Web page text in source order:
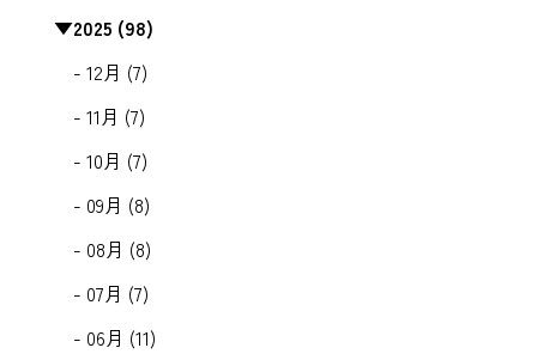
▼2025 (98)
- 12月 (7)
- 11月 (7)
- 10月 (7)
- 09月 (8)
- 08月 (8)
- 07月 (7)
- 06月 (11)